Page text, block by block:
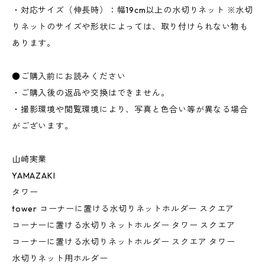
・対応サイズ（伸長時）：幅19cm以上の水切りネット ※水切
りネットのサイズや形状によっては、取り付けられない物も
あります。
●ご購入前にお読みください
・ご購入後の返品や交換はできません。
・撮影環境や閲覧環境により、写真と色合い等が異なる場合
がございます。
山崎実業
YAMAZAKI
タワー
tower コーナーに置ける水切りネットホルダー スクエア
コーナーに置ける水切りネットホルダー タワー スクエア
コーナーに置ける水切りネットホルダー スクエア タワー
水切りネット用ホルダー